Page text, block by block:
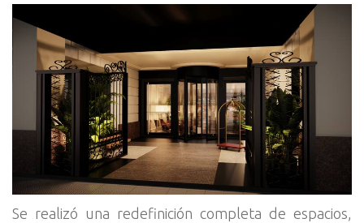
Se realizó una redefinición completa de espacios,